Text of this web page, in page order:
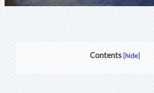
Contents [hide]